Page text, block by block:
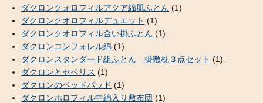
ダクロンクォロフィルアクア綿肌ふとん (1)
ダクロンクオロフィルデュエット (1)
ダクロンクオロフィル合い掛ふとん (1)
ダクロンコンフォレル綿 (1)
ダクロンスタンダード組ふとん 掛敷枕３点セット (1)
ダクロンとセベリス (1)
ダクロンのベッドパッド (1)
ダクロンホロフィル中綿入り敷布団 (1)